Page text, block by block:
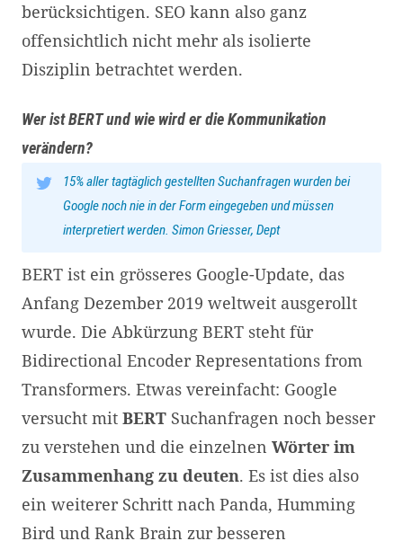
berücksichtigen. SEO kann also ganz
offensichtlich nicht mehr als isolierte
Disziplin betrachtet werden.
Wer ist BERT und wie wird er die Kommunikation
verändern?
15% aller tagtäglich gestellten Suchanfragen wurden bei
Google noch nie in der Form eingegeben und müssen
interpretiert werden. Simon Griesser, Dept
BERT ist ein grösseres Google-Update, das
Anfang Dezember 2019 weltweit ausgerollt
wurde. Die Abkürzung BERT steht für
Bidirectional Encoder Representations from
Transformers. Etwas vereinfacht: Google
versucht mit BERT Suchanfragen noch besser
zu verstehen und die einzelnen Wörter im
Zusammenhang zu deuten. Es ist dies also
ein weiterer Schritt nach Panda, Humming
Bird und Rank Brain zur besseren